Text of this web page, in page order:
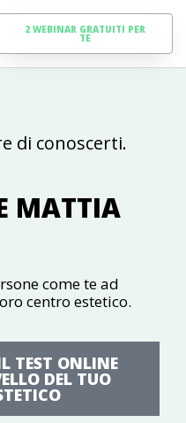
2 WEBINAR GRATUITI PER
TE
di conoscerti.
MATTIA
come te ad
centro estetico.
TEST ONLINE
DEL TUO